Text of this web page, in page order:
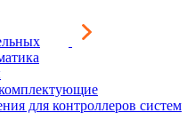
для контроллеров систем